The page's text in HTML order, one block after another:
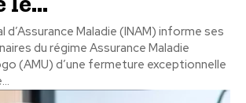
d’Assurance Maladie (INAM) informe ses
du régime Assurance Maladie
(AMU) d’une fermeture exceptionnelle